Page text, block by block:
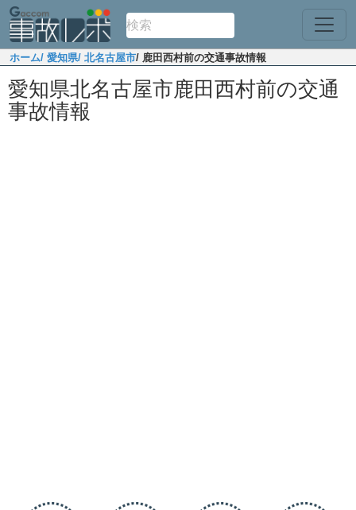
ホーム/ 愛知県/ 北名古屋市/ 鹿田西村前の交通事故情報
愛知県北名古屋市鹿田西村前の交通
事故情報